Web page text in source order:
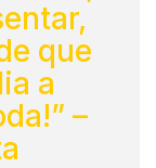
que
a
–